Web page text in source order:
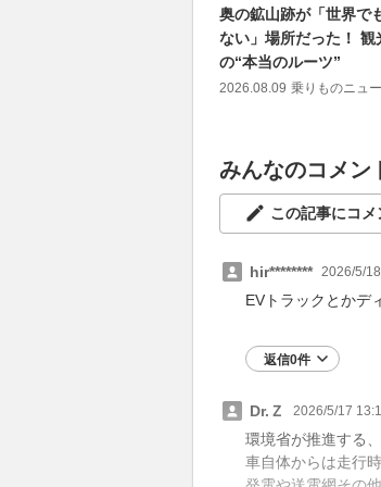
奥の鉱山跡が「世界で
ない」場所だった！ 観
の“本当のルーツ”
2026.08.09 乗りものニュ
みんなのコメン
この記事にコメ
hir******** 2026/5/
EVトラックとかデ
返信0件
Dr.Ｚ 2026/5/17
環境省が推進する
車自体からは走行